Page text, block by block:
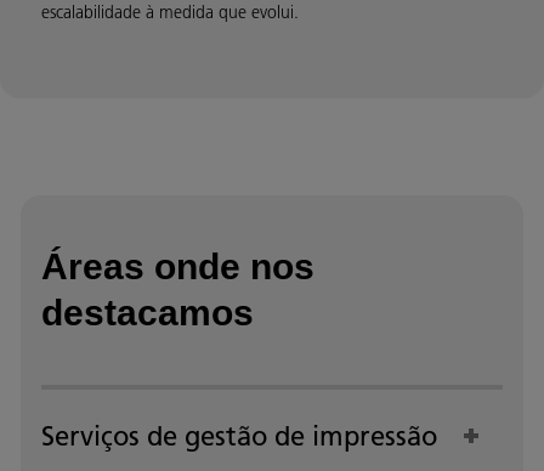
escalabilidade à medida que evolui.
Áreas onde nos
destacamos
Serviços de gestão de impressão